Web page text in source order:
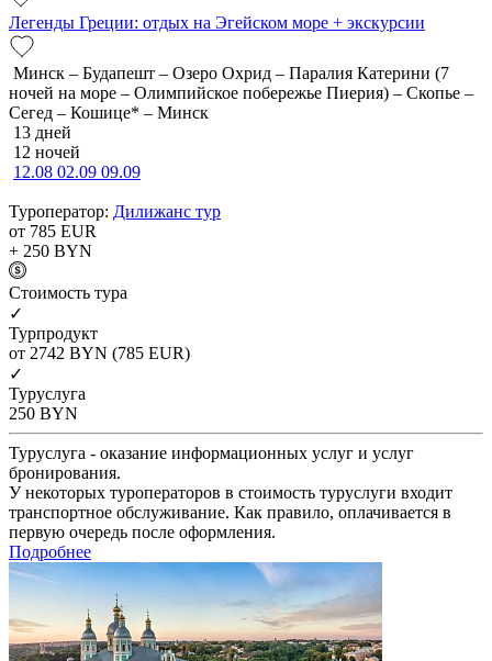
Легенды Греции: отдых на Эгейском море + экскурсии
Минск – Будапешт – Озеро Охрид – Паралия Катерини (7
ночей на море – Олимпийское побережье Пиерия) – Скопье –
Сегед – Кошице* – Минск
13 дней
12 ночей
12.08 02.09 09.09
Туроператор: Дилижанс тур
от 785 EUR
+ 250 BYN
Cтоимость тура
✓
Турпродукт
от 2742 BYN (785 EUR)
✓
Туруслуга
250 BYN
Туруслуга - оказание информационных услуг и услуг
бронирования.
У некоторых туроператоров в стоимость туруслуги входит
транспортное обслуживание. Как правило, оплачивается в
первую очередь после оформления.
Подробнее